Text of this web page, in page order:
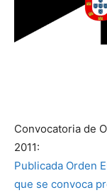
Convocatoria de
2011:
Publicada Orden
que se convoca